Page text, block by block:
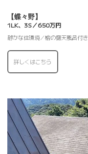
【蝶々野】
1LK、3S／650万円
静かな住環境／檜の露天風呂付き
詳しくはこちら